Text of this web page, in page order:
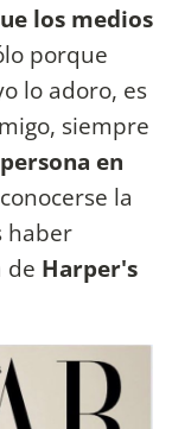
los medios
porque
lo adoro, es
siempre
en
la
haber
de Harper's